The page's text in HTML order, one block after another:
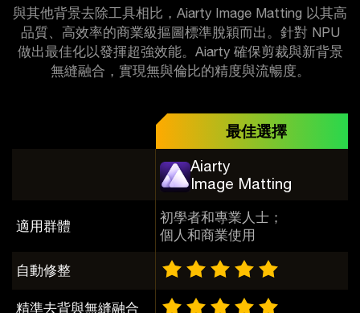
與其他背景去除工具相比，Aiarty Image Matting 以其高
品質、高效率的商業級摳圖標準脫穎而出。針對 NPU
做出最佳化以發揮超強效能。Aiarty 確保剪裁與新背景
無縫融合，實現無與倫比的精度與流暢度。
Aiarty
Image Matting
最佳選擇
適用群體
初學者和專業人士；
個人和商業使用
自動修整
精準去背與無縫融合